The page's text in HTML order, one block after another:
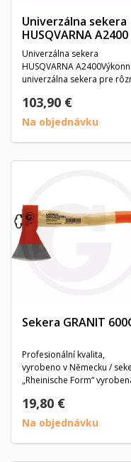
Univerzálna sekera
HUSQVARNA A2400
Univerzálna sekera
HUSQVARNA
univerzálna sekera pre
103,90 €
Na objednávku
Sekera GRANIT
Profesionální kvalita,
vyrobeno v Německu /
„Rheinische Form“
19,80 €
Na objednávku